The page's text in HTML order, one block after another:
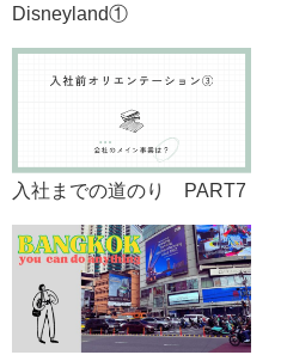
Disneyland①
入社までの道のり PART7